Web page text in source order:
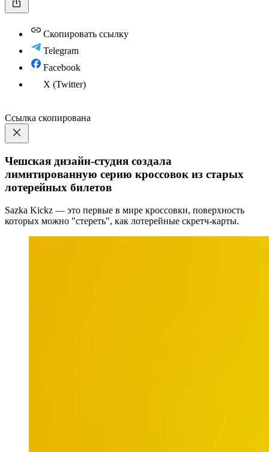
Скопировать ссылку
Telegram
Facebook
X (Twitter)
Ссылка скопирована
Чешская дизайн-студия создала
лимитированную серию кроссовок из старых
лотерейных билетов
Sazka Kickz — это первые в мире кроссовки, поверхность
которых можно "стереть", как лотерейные скретч-карты.